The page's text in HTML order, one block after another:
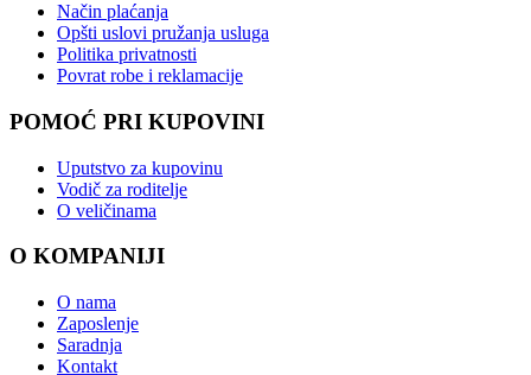
Način plaćanja
Opšti uslovi pružanja usluga
Politika privatnosti
Povrat robe i reklamacije
POMOĆ PRI KUPOVINI
Uputstvo za kupovinu
Vodič za roditelje
O veličinama
O KOMPANIJI
O nama
Zaposlenje
Saradnja
Kontakt